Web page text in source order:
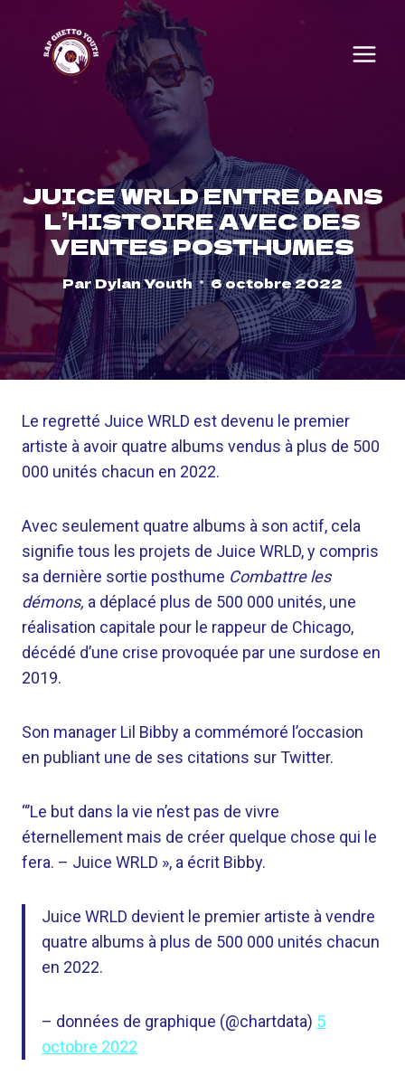
content
JUICE WRLD ENTRE DANS
L’HISTOIRE AVEC DES
VENTES POSTHUMES
ParDylan Youth 6 octobre 2022
Le regretté Juice WRLD est devenu le premier
artiste à avoir quatre albums vendus à plus de 500
000 unités chacun en 2022.
Avec seulement quatre albums à son actif, cela
signifie tous les projets de Juice WRLD, y compris
sa dernière sortie posthume Combattre les
démons, a déplacé plus de 500 000 unités, une
réalisation capitale pour le rappeur de Chicago,
décédé d’une crise provoquée par une surdose en
2019.
Son manager Lil Bibby a commémoré l’occasion
en publiant une de ses citations sur Twitter.
“’Le but dans la vie n’est pas de vivre
éternellement mais de créer quelque chose qui le
fera. – Juice WRLD », a écrit Bibby.
Juice WRLD devient le premier artiste à vendre
quatre albums à plus de 500 000 unités chacun
en 2022.
– données de graphique (@chartdata) 5
octobre 2022